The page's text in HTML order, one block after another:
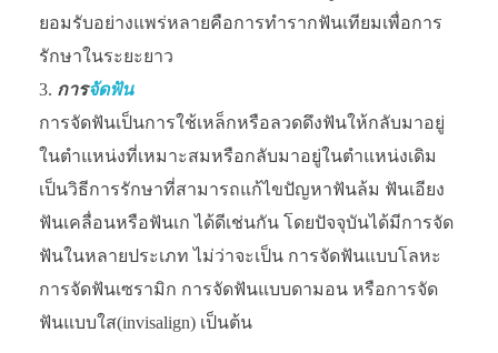
ยอมรับอย่างแพร่หลายคือการทำรากฟันเทียมเพื่อการ
รักษาในระยะยาว
การจัดฟัน
การจัดฟันเป็นการใช้เหล็กหรือลวดดึงฟันให้กลับมาอยู่
ในตำแหน่งที่เหมาะสมหรือกลับมาอยู่ในตำแหน่งเดิม
เป็นวิธีการรักษาที่สามารถแก้ไขปัญหาฟันล้ม ฟันเอียง
ฟันเคลื่อนหรือฟันเก ได้ดีเช่นกัน โดยปัจจุบันได้มีการจัด
ฟันในหลายประเภท ไม่ว่าจะเป็น การจัดฟันแบบโลหะ
การจัดฟันเซรามิก การจัดฟันแบบดามอน หรือการจัด
ฟันแบบใส(invisalign) เป็นต้น